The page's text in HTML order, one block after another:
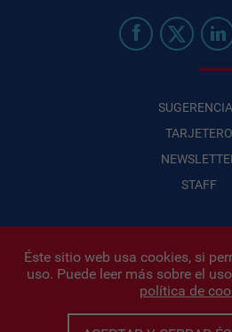
TARJETERO
STAFF
Infonegocios 2026| INFONEGOCIOS
Políticas de Privacidad|Protección
Iñigo Biain
Éste sitio web usa cookies, si
uso. Puede leer más sobre el
política de